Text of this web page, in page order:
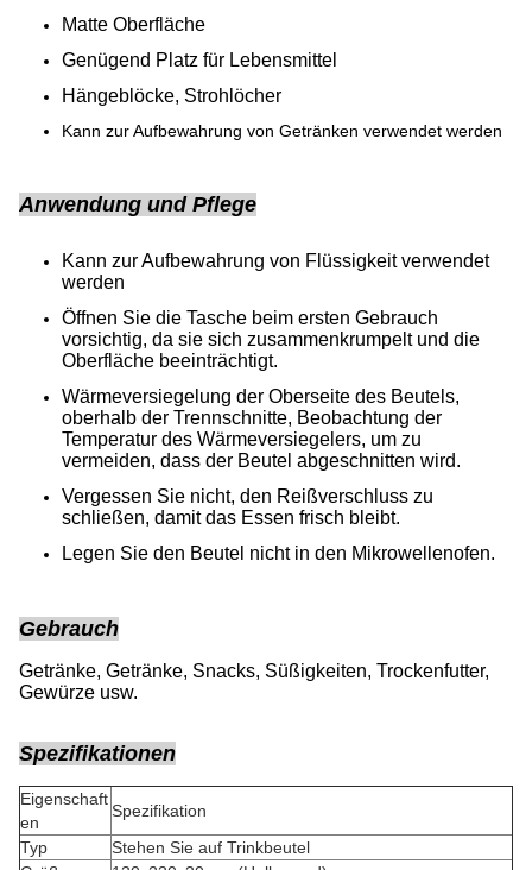
Matte Oberfläche
Genügend Platz für Lebensmittel
Hängeblöcke, Strohlöcher
Kann zur Aufbewahrung von Getränken verwendet werden
Anwendung und Pflege
Kann zur Aufbewahrung von Flüssigkeit verwendet
werden
Öffnen Sie die Tasche beim ersten Gebrauch
vorsichtig, da sie sich zusammenkrumpelt und die
Oberfläche beeinträchtigt.
Wärmeversiegelung der Oberseite des Beutels,
oberhalb der Trennschnitte, Beobachtung der
Temperatur des Wärmeversiegelers, um zu
vermeiden, dass der Beutel abgeschnitten wird.
Vergessen Sie nicht, den Reißverschluss zu
schließen, damit das Essen frisch bleibt.
Legen Sie den Beutel nicht in den Mikrowellenofen.
Gebrauch
Getränke, Getränke, Snacks, Süßigkeiten, Trockenfutter,
Gewürze usw.
Spezifikationen
Eigenschaft
en
Spezifikation
Typ
Stehen Sie auf Trinkbeutel